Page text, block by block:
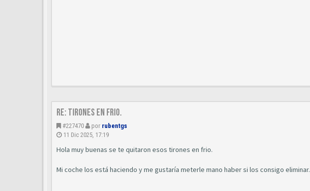
Re: Tirones en frio.
#227470 por rubentgs
11 Dic 2025, 17:19
Hola muy buenas se te quitaron esos tirones en frio.
Mi coche los está haciendo y me gustaría meterle mano haber si los consigo eliminar.